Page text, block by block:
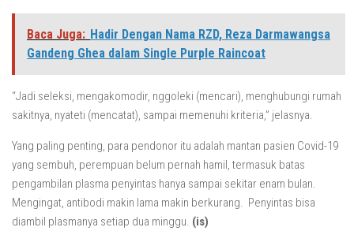
Baca Juga: Hadir Dengan Nama RZD, Reza Darmawangsa
Gandeng Ghea dalam Single Purple Raincoat
“Jadi seleksi, mengakomodir, nggoleki (mencari), menghubungi rumah
sakitnya, nyateti (mencatat), sampai memenuhi kriteria,” jelasnya.
Yang paling penting, para pendonor itu adalah mantan pasien Covid-19
yang sembuh, perempuan belum pernah hamil, termasuk batas
pengambilan plasma penyintas hanya sampai sekitar enam bulan.
Mengingat, antibodi makin lama makin berkurang. Penyintas bisa
diambil plasmanya setiap dua minggu. (is)